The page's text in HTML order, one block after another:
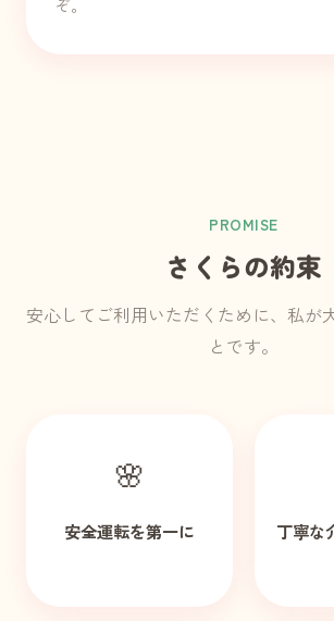
PROMISE
さくらの約束
安心してご利用いただくために、私が
とです。
🌸
安全運転を第一に
丁寧な